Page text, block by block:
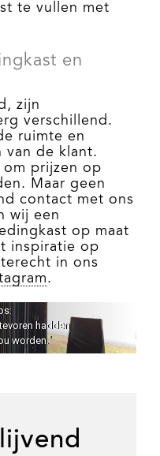
te vullen met
en
zijn
verschillend.
ruimte en
van de klant.
om prijzen op
Maar geen
contact met ons
wij een
op maat
inspiratie op
in ons
.
hadden
worden."